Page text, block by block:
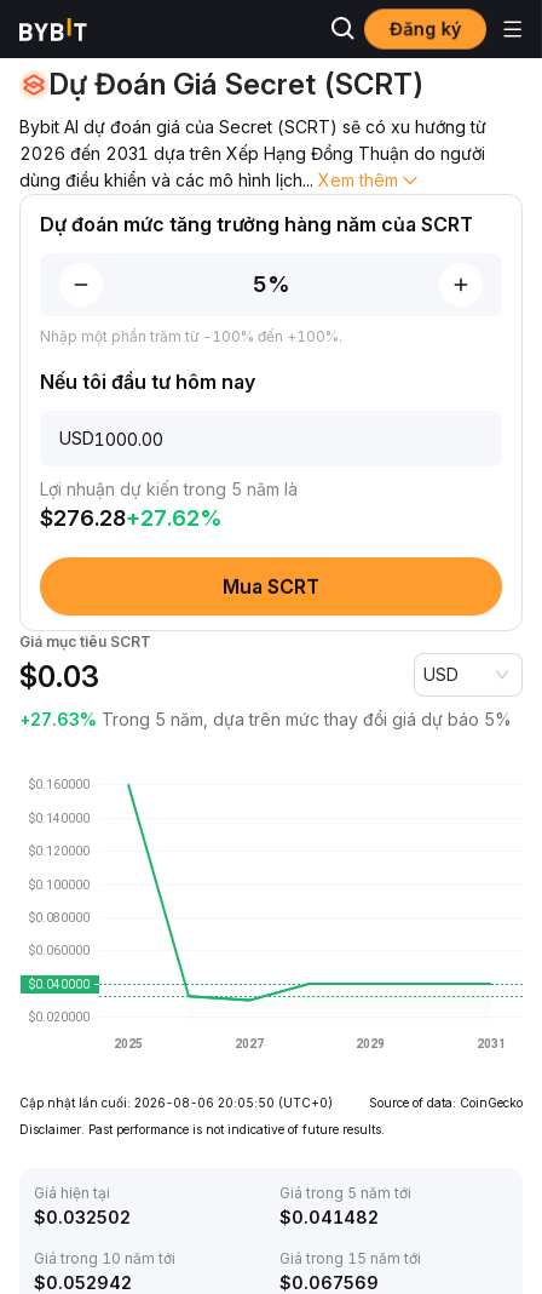
Đăng ký
Dự Đoán Giá
Dự Đoán Giá Secret (SCRT)
Bybit AI dự đoán giá của Secret (SCRT) sẽ có xu hướng từ
2026 đến 2031 dựa trên Xếp Hạng Đồng Thuận do người
dùng điều khiển và các mô hình lịch... Xem thêm
Dự đoán mức tăng trưởng hàng năm của SCRT
Nhập một phần trăm từ -100% đến +100%.
Nếu tôi đầu tư hôm nay
USD
Lợi nhuận dự kiến trong 5 năm là
$276.28+27.62%
Mua SCRT
Giá mục tiêu SCRT
$0.03 USD
+27.63% Trong 5 năm, dựa trên mức thay đổi giá dự báo 5%
Cập nhật lần cuối: 2026-08-06 20:05:50 (UTC+0)
Source of data: CoinGecko
Disclaimer. Past performance is not indicative of future results.
Giá hiện tại
$0.032502
Giá trong 5 năm tới
$0.041482
Giá trong 10 năm tới
$0.052942
Giá trong 15 năm tới
$0.067569